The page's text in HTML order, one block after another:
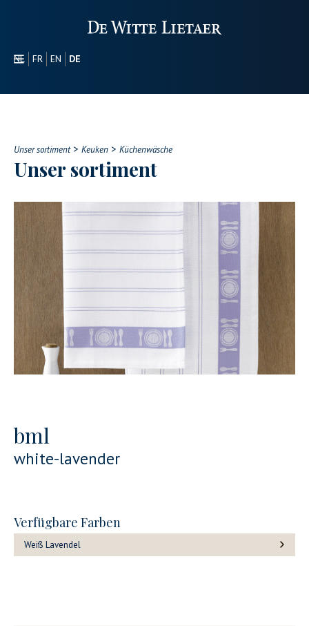
NL FR EN
DE
UNSER SORTIMENT
CONTACT
Unser sortiment> Keuken > Küchenwäsche
Unser sortiment
bml
white-lavender
Verfügbare Farben
Weiß Lavendel